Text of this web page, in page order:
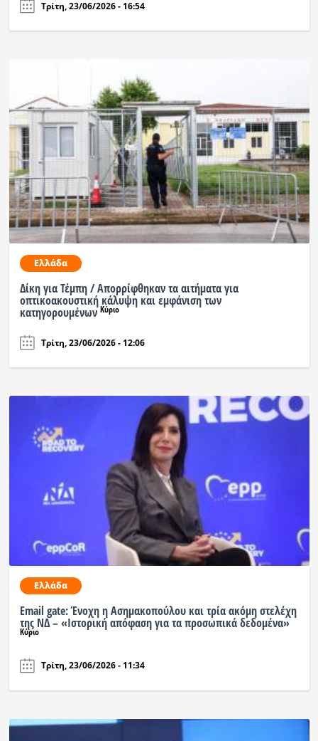
Τρίτη, 23/06/2026 - 16:54
Ελλάδα
Δίκη για Τέμπη / Απορρίφθηκαν τα αιτήματα για
οπτικοακουστική κάλυψη και εμφάνιση των
κατηγορουμένωνΚύριο
Τρίτη, 23/06/2026 - 12:06
Ελλάδα
Email gate: Ένοχη η Ασημακοπούλου και τρία ακόμη στελέχη
της ΝΔ – «Ιστορική απόφαση για τα προσωπικά δεδομένα»
Κύριο
Τρίτη, 23/06/2026 - 11:34